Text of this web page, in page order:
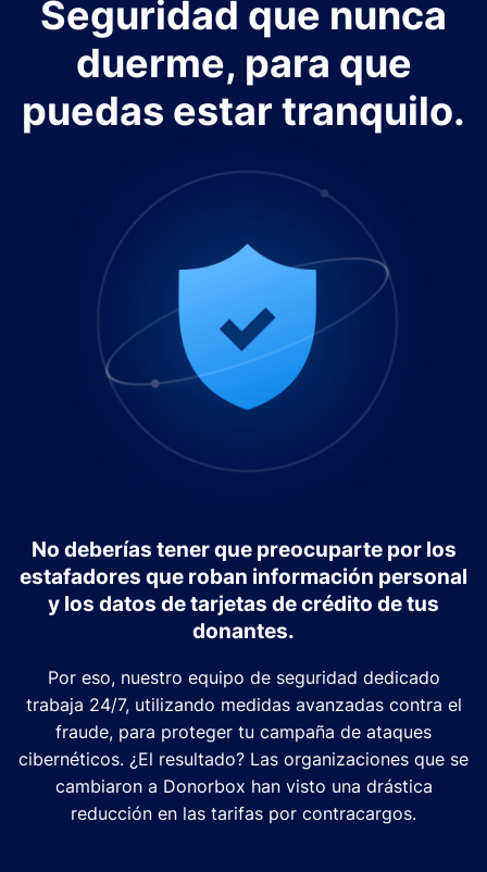
Seguridad que nunca
duerme, para que
puedas estar tranquilo.
No deberías tener que preocuparte por los
estafadores que roban información personal
y los datos de tarjetas de crédito de tus
donantes.
Por eso, nuestro equipo de seguridad dedicado
trabaja 24/7, utilizando medidas avanzadas contra el
fraude, para proteger tu campaña de ataques
cibernéticos. ¿El resultado? Las organizaciones que se
cambiaron a Donorbox han visto una drástica
reducción en las tarifas por contracargos.